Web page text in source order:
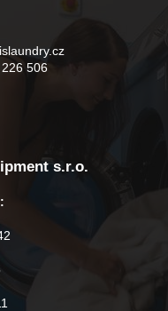
506
s.r.o.